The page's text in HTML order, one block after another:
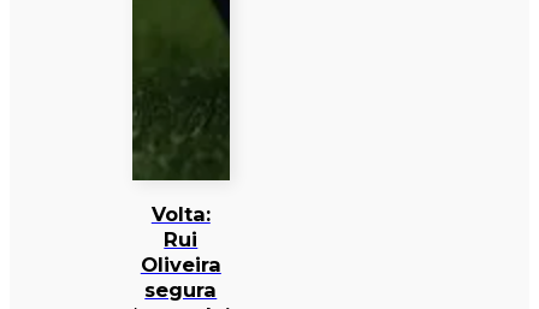
Volta:
Rui
Oliveira
segura